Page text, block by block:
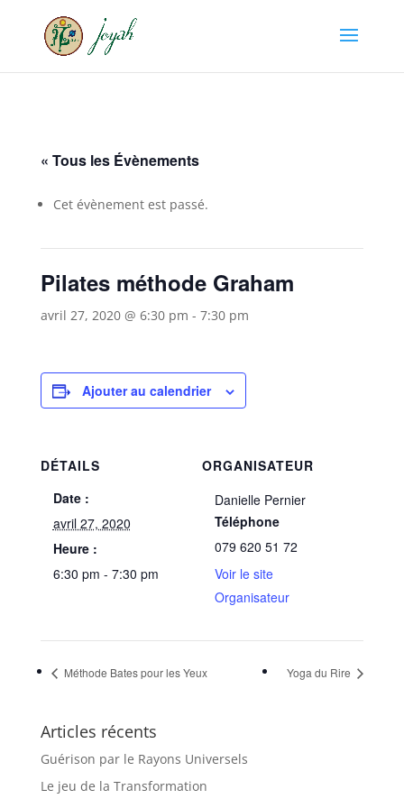
« Tous les Évènements
Cet évènement est passé.
Pilates méthode Graham
avril 27, 2020 @ 6:30 pm - 7:30 pm
Ajouter au calendrier
DÉTAILS
Date :
avril 27, 2020
Heure :
6:30 pm - 7:30 pm
ORGANISATEUR
Danielle Pernier
Téléphone
079 620 51 72
Voir le site
Organisateur
Méthode Bates pour les Yeux Yoga du Rire
Articles récents
Guérison par le Rayons Universels
Le jeu de la Transformation